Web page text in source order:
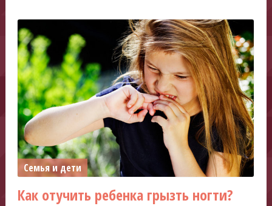
Семья и дети
Как отучить ребенка грызть ногти?